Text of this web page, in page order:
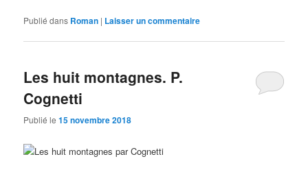
Publié dans Roman | Laisser un commentaire
Les huit montagnes. P.
Cognetti
Publié le15 novembre 2018